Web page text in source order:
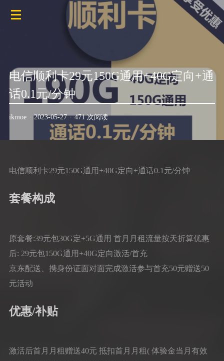
电信顺利卡29元150G通用+40G定向+通
话0.1元/分钟
ikmoe · 2023-05-27 · 471 次阅读
电信顺利卡29元150G通用+40G定向+通话0.1元/分钟
套餐构成
原套餐:39元包30G定+5G通用 首月月租流量按天折算优惠
后: 29元包150G通用+40G定向激活/首充
京东配送、携身份证面对面完成激活参与首充50元赠送50
元活动
优惠/补贴
激活后首月月租赠送40元 抵扣首月月租( 体验金当月有效